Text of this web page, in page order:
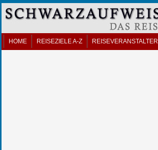
HOME REISEZIELE A-Z REISEVERANSTALTER